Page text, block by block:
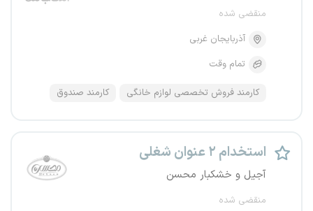
منقضی شده
آذربایجان غربی
تمام وقت
کارمند فروش تخصصی لوازم خانگی کارمند صندوق
استخدام ۲ عنوان شغلی
آجیل و خشکبار محسن
منقضی شده